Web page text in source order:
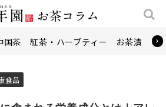
国茶 紅茶・ハーブティー お茶漬け
食品